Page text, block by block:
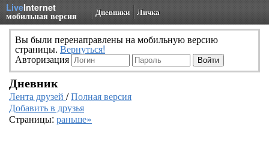
LiveInternet
мобильная версия Дневники Личка
Вы были перенаправлены на мобильную версию
страницы. Вернуться!
Авторизация
Дневник
Лента друзей /Полная версия
Добавить в друзья
Страницы: раньше»